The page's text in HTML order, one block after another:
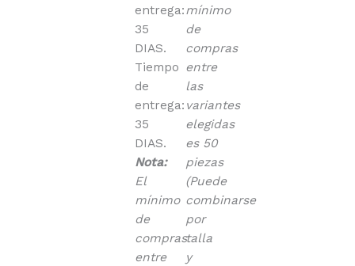
entrega:
35
DIAS.
Tiempo
de
entrega:
35
DIAS.
Nota:
El
mínimo
de
compras
entre
mínimo
de
compras
entre
las
variantes
elegidas
es 50
piezas
(Puede
combinarse
por
talla
y